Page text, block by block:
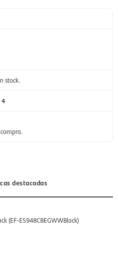
stock.
4
destacadas
(EF-ES948CBEGWWBlack)